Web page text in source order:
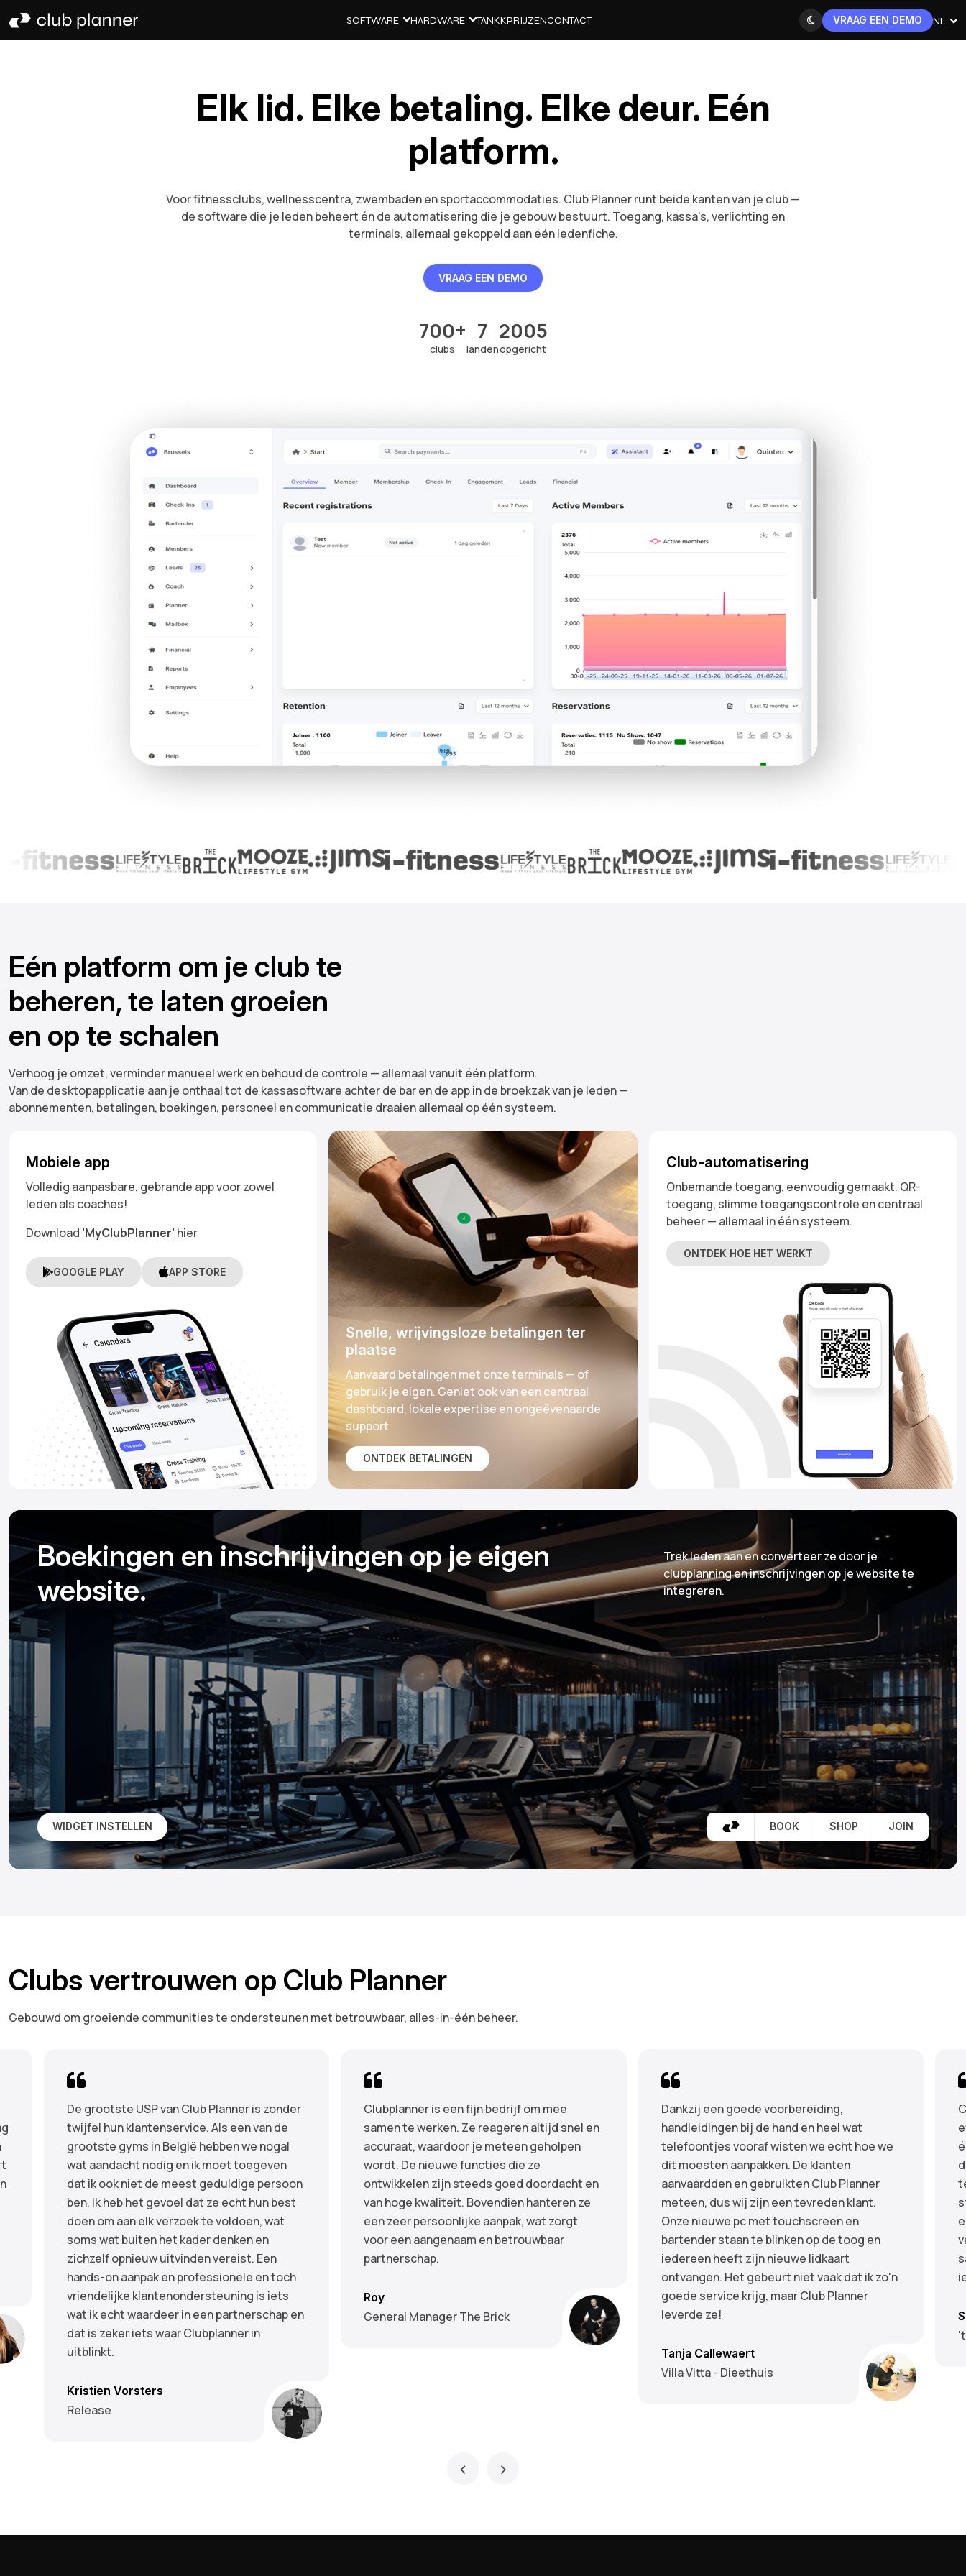
SOFTWARE HARDWARE TANKKPRIJZENCONTACT VRAAG EEN DEMO NL
Elk lid. Elke betaling. Elke deur. Eén
platform.
Voor fitnessclubs, wellnesscentra, zwembaden en sportaccommodaties. Club Planner runt beide kanten van je club —
de software die je leden beheert én de automatisering die je gebouw bestuurt. Toegang, kassa's, verlichting en
terminals, allemaal gekoppeld aan één ledenfiche.
VRAAG EEN DEMO
700+
clubs
7
landen
2005
opgericht
Eén platform om je club te
beheren, te laten groeien
en op te schalen
Verhoog je omzet, verminder manueel werk en behoud de controle — allemaal vanuit één platform.
Van de desktopapplicatie aan je onthaal tot de kassasoftware achter de bar en de app in de broekzak van je leden —
abonnementen, betalingen, boekingen, personeel en communicatie draaien allemaal op één systeem.
Mobiele app
Volledig aanpasbare, gebrande app voor zowel
leden als coaches!
Download 'MyClubPlanner' hier
GOOGLE PLAY APP STORE
Snelle, wrijvingsloze betalingen ter
plaatse
Aanvaard betalingen met onze terminals — of
gebruik je eigen. Geniet ook van een centraal
dashboard, lokale expertise en ongeëvenaarde
support.
ONTDEK BETALINGEN
Club-automatisering
Onbemande toegang, eenvoudig gemaakt. QR-
toegang, slimme toegangscontrole en centraal
beheer — allemaal in één systeem.
ONTDEK HOE HET WERKT
Boekingen en inschrijvingen op je eigen
website.
Trek leden aan en converteer ze door je
clubplanning en inschrijvingen op je website te
integreren.
WIDGET INSTELLEN BOOK SHOP JOIN
Clubs vertrouwen op Club Planner
Gebouwd om groeiende communities te ondersteunen met betrouwbaar, alles-in-één beheer.
De grootste USP van Club Planner is zonder
twijfel hun klantenservice. Als een van de
grootste gyms in België hebben we nogal
wat aandacht nodig en ik moet toegeven
dat ik ook niet de meest geduldige persoon
ben. Ik heb het gevoel dat ze echt hun best
doen om aan elk verzoek te voldoen, wat
soms wat buiten het kader denken en
zichzelf opnieuw uitvinden vereist. Een
hands-on aanpak en professionele en toch
vriendelijke klantenondersteuning is iets
wat ik echt waardeer in een partnerschap en
dat is zeker iets waar Clubplanner in
uitblinkt.
Kristien Vorsters
Release
Clubplanner is een fijn bedrijf om mee
samen te werken. Ze reageren altijd snel en
accuraat, waardoor je meteen geholpen
wordt. De nieuwe functies die ze
ontwikkelen zijn steeds goed doordacht en
van hoge kwaliteit. Bovendien hanteren ze
een zeer persoonlijke aanpak, wat zorgt
voor een aangenaam en betrouwbaar
partnerschap.
Roy
General Manager The Brick
Dankzij een goede voorbereiding,
handleidingen bij de hand en heel wat
telefoontjes vooraf wisten we echt hoe we
dit moesten aanpakken. De klanten
aanvaardden en gebruikten Club Planner
meteen, dus wij zijn een tevreden klant.
Onze nieuwe pc met touchscreen en
bartender staan te blinken op de toog en
iedereen heeft zijn nieuwe lidkaart
ontvangen. Het gebeurt niet vaak dat ik zo'n
goede service krijg, maar Club Planner
leverde ze!
Tanja Callewaert
Villa Vitta - Dieethuis
‹ ›